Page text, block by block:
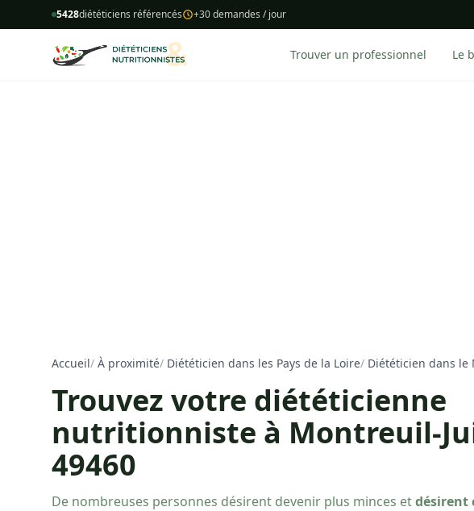
5428diététiciens référencés +30 demandes / jour
Trouver un professionnel Le
Accueil/ À proximité/ Diététicien dans les Pays de la Loire/ Diététicien dans le
Trouvez votre diététicienne
nutritionniste à Montreuil-
49460
De nombreuses personnes désirent devenir plus minces etdésirent